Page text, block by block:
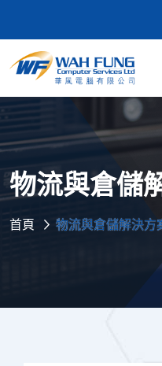
物流與倉儲
首頁 物流與倉儲解決方